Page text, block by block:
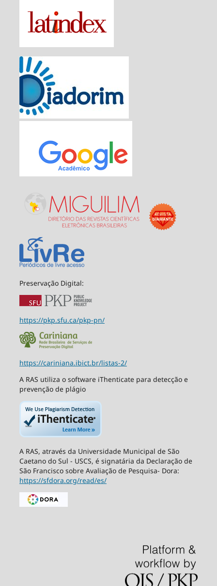
Preservação Digital:
https://pkp.sfu.ca/pkp-pn/
https://cariniana.ibict.br/listas-2/
A RAS utiliza o software iThenticate para detecção e
prevenção de plágio
A RAS, através da Universidade Municipal de São
Caetano do Sul - USCS, é signatária da Declaração de
São Francisco sobre Avaliação de Pesquisa- Dora:
https://sfdora.org/read/es/